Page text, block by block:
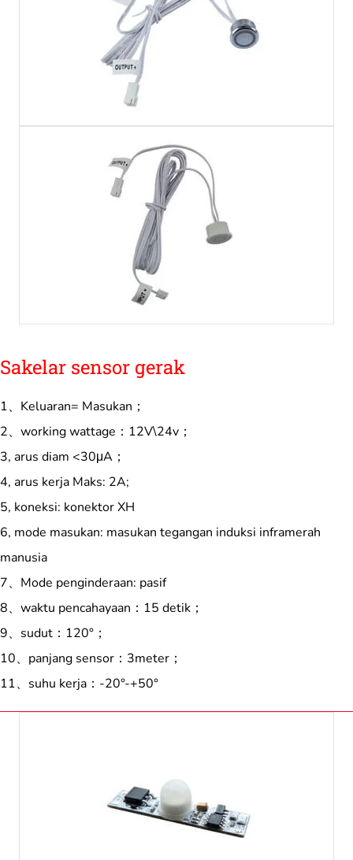
Sakelar sensor gerak
1、Keluaran= Masukan；
2、working wattage：12V\24v；
3, arus diam <30μA；
4, arus kerja Maks: 2A;
5, koneksi: konektor XH
6, mode masukan: masukan tegangan induksi inframerah
manusia
7、Mode penginderaan: pasif
8、waktu pencahayaan：15 detik；
9、sudut：120°；
10、panjang sensor：3meter；
11、suhu kerja：-20°-+50°